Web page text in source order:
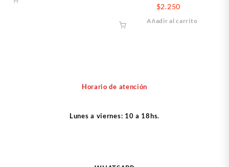
$2.250
Añadir al carrito
Horario de atención
Lunes a viernes: 10 a 18hs.